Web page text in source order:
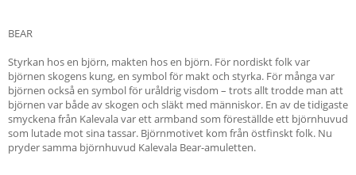
BEAR
Styrkan hos en björn, makten hos en björn. För nordiskt folk var
björnen skogens kung, en symbol för makt och styrka. För många var
björnen också en symbol för uråldrig visdom – trots allt trodde man att
björnen var både av skogen och släkt med människor. En av de tidigaste
smyckena från Kalevala var ett armband som föreställde ett björnhuvud
som lutade mot sina tassar. Björnmotivet kom från östfinskt folk. Nu
pryder samma björnhuvud Kalevala Bear-amuletten.